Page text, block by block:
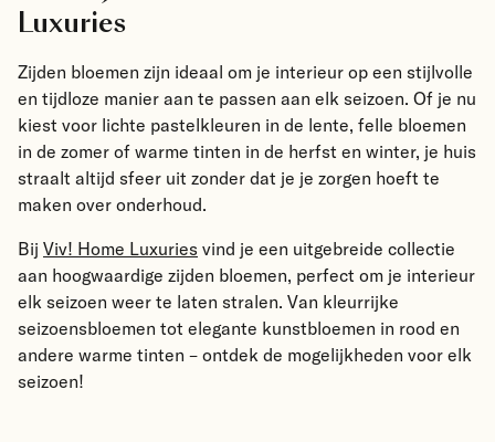
Luxuries
Zijden bloemen zijn ideaal om je interieur op een stijlvolle
en tijdloze manier aan te passen aan elk seizoen. Of je nu
kiest voor lichte pastelkleuren in de lente, felle bloemen
in de zomer of warme tinten in de herfst en winter, je huis
straalt altijd sfeer uit zonder dat je je zorgen hoeft te
maken over onderhoud.
Bij Viv! Home Luxuries vind je een uitgebreide collectie
aan hoogwaardige zijden bloemen, perfect om je interieur
elk seizoen weer te laten stralen. Van kleurrijke
seizoensbloemen tot elegante kunstbloemen in rood en
andere warme tinten – ontdek de mogelijkheden voor elk
seizoen!